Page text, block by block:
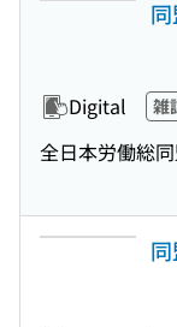
Digital 雑
全日本労働総